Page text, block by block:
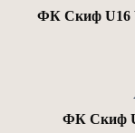
ФК Скиф
ФК Скиф